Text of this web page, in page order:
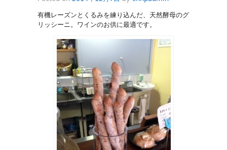
有機レーズンとくるみを練り込んだ、天然酵母のグ
リッシーニ。ワインのお供に最適です。